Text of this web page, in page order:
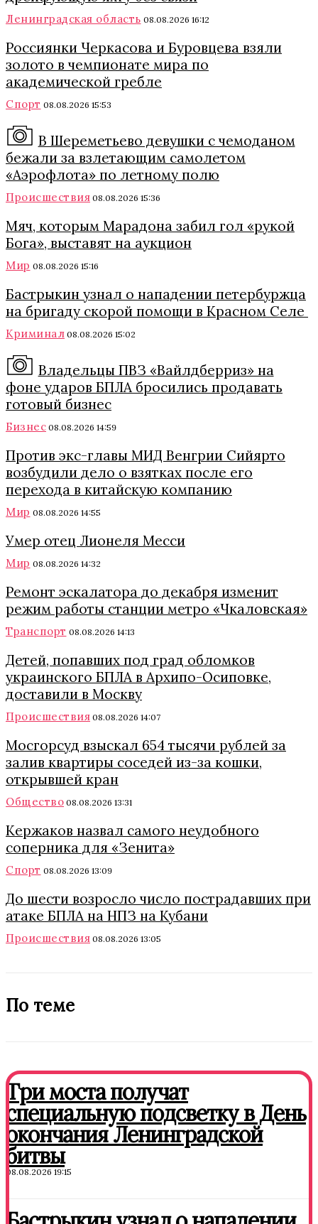
Ленинградская область 08.08.2026 16:12
Россиянки Черкасова и Буровцева взяли
золото в чемпионате мира по
академической гребле
Спорт 08.08.2026 15:53
В Шереметьево девушки с чемоданом
бежали за взлетающим самолетом
«Аэрофлота» по летному полю
Происшествия 08.08.2026 15:36
Мяч, которым Марадона забил гол «рукой
Бога», выставят на аукцион
Мир 08.08.2026 15:16
Бастрыкин узнал о нападении петербуржца
на бригаду скорой помощи в Красном Селе
Криминал 08.08.2026 15:02
Владельцы ПВЗ «Вайлдберриз» на
фоне ударов БПЛА бросились продавать
готовый бизнес
Бизнес 08.08.2026 14:59
Против экс-главы МИД Венгрии Сийярто
возбудили дело о взятках после его
перехода в китайскую компанию
Мир 08.08.2026 14:55
Умер отец Лионеля Месси
Мир 08.08.2026 14:32
Ремонт эскалатора до декабря изменит
режим работы станции метро «Чкаловская»
Транспорт 08.08.2026 14:13
Детей, попавших под град обломков
украинского БПЛА в Архипо-Осиповке,
доставили в Москву
Происшествия 08.08.2026 14:07
Мосгорсуд взыскал 654 тысячи рублей за
залив квартиры соседей из-за кошки,
открывшей кран
Общество 08.08.2026 13:31
Кержаков назвал самого неудобного
соперника для «Зенита»
Спорт 08.08.2026 13:09
До шести возросло число пострадавших при
атаке БПЛА на НПЗ на Кубани
Происшествия 08.08.2026 13:05
По теме
Три моста получат
специальную подсветку в День
окончания Ленинградской
битвы
08.08.2026 19:15